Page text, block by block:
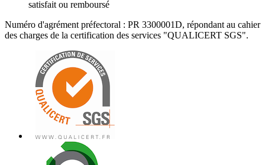
satisfait ou remboursé
Numéro d'agrément préfectoral : PR 3300001D, répondant au cahier
des charges de la certification des services "QUALICERT SGS".